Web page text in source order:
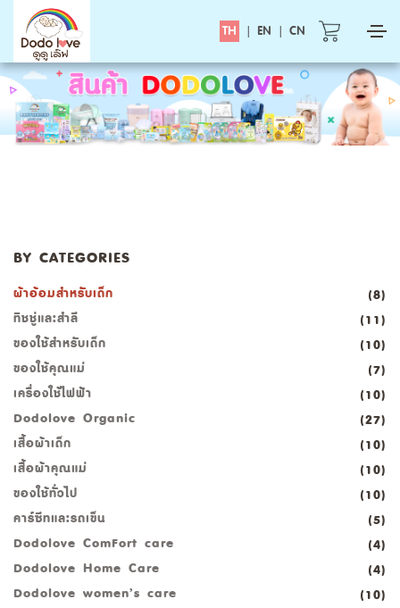
TH | EN | CN
BY CATEGORIES
ผ้าอ้อมสำหรับเด็ก
(8)
ทิชชู่และสำลี
(11)
ของใช้สำหรับเด็ก
(10)
ของใช้คุณแม่
(7)
เครื่องใช้ไฟฟ้า
(10)
Dodolove Organic
(27)
เสื้อผ้าเด็ก
(10)
เสื้อผ้าคุณแม่
(10)
ของใช้ทั่วไป
(10)
คาร์ซีทและรถเข็น
(5)
Dodolove ComFort care
(4)
Dodolove Home Care
(4)
Dodolove women’s care
(10)